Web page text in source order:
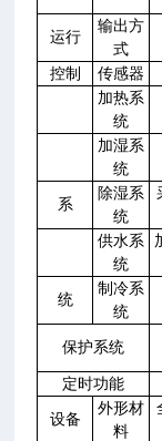
运行
输出方
式
控制 传感器
加热系
统
加湿系
统
系
除湿系
统
供水系
统
统
制冷系
统
保护系统
定时功能
设备
外形材
料